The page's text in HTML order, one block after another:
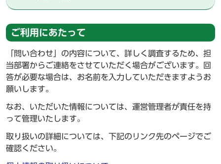
ご利用にあたって
「問い合わせ」の内容について、詳しく調査するため、担
当部署からご連絡をさせていただく場合がございます。回
答が必要な場合は、お名前を入力していただきますようお
願いします。
なお、いただいた情報については、運営管理者が責任を持
って管理いたします。
取り扱いの詳細については、下記のリンク先のページでご
確認ください。